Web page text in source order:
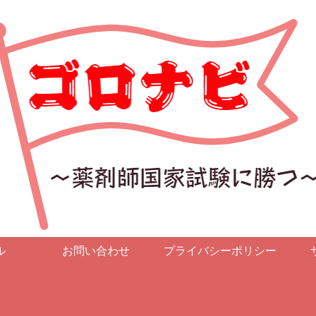
お問い合わせ プライバシーポリシー